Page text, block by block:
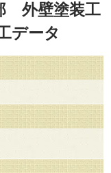
外壁塗装工
データ